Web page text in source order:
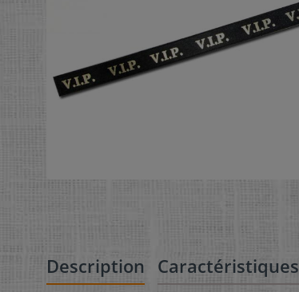
Description Caractéristiques